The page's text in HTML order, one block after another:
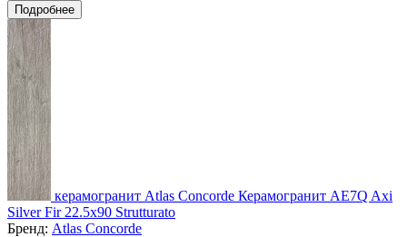
Подробнее
керамогранит Atlas Concorde Керамогранит AE7Q Axi
Silver Fir 22.5x90 Strutturato
Бренд: Atlas Concorde